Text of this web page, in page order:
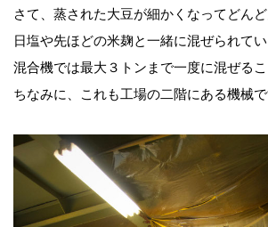
さて、蒸された大豆が細かくなってどん
日塩や先ほどの米麹と一緒に混ぜられて
混合機では最大３トンまで一度に混ぜるこ
ちなみに、これも工場の二階にある機械で